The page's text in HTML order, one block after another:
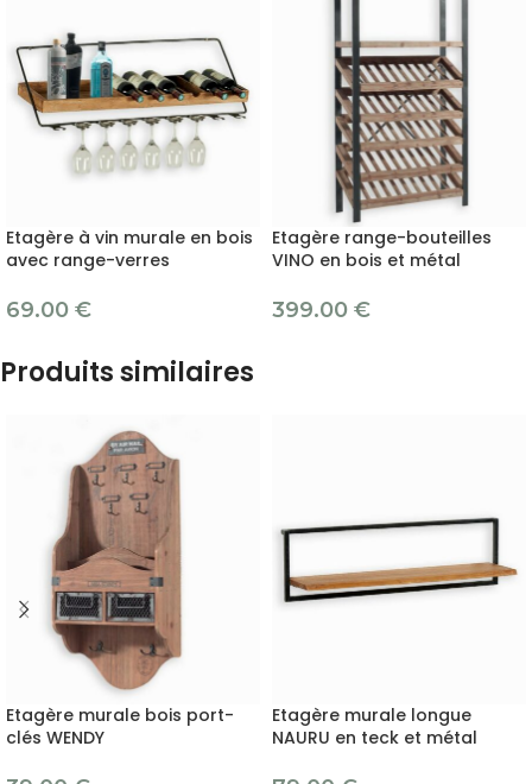
Etagère à vin murale en bois
avec range-verres
69.00 €
Etagère range-bouteilles
VINO en bois et métal
399.00 €
Produits similaires
Etagère murale bois port-
clés WENDY
Etagère murale longue
NAURU en teck et métal